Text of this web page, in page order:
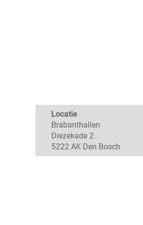
Locatie
Brabanthallen
Diezekade 2
5222 AK Den Bosch